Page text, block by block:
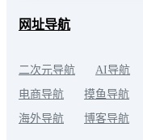
网址导航
二次元导航 AI导航
电商导航
摸鱼导航
海外导航
博客导航